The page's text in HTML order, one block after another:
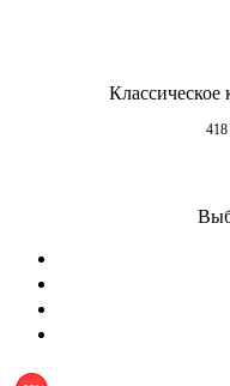
Классическое